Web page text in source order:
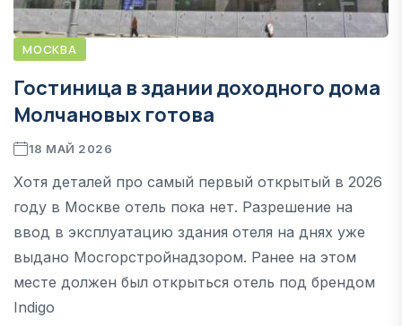
МОСКВА
Гостиница в здании доходного дома
Молчановых готова
18 МАЙ 2026
Хотя деталей про самый первый открытый в 2026
году в Москве отель пока нет. Разрешение на
ввод в эксплуатацию здания отеля на днях уже
выдано Мосгорстройнадзором. Ранее на этом
месте должен был открыться отель под брендом
Indigo